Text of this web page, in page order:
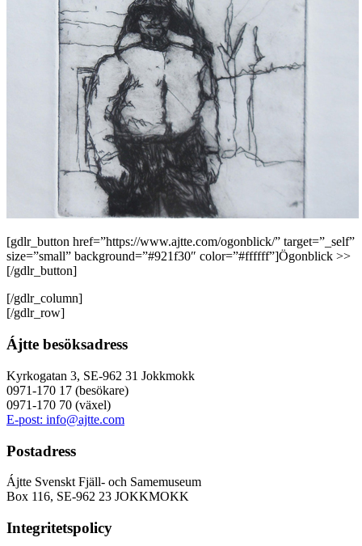
[gdlr_button href=”https://www.ajtte.com/ogonblick/” target=”_self”
size=”small” background=”#921f30″ color=”#ffffff”]Ögonblick >>
[/gdlr_button]
[/gdlr_column]
[/gdlr_row]
Ájtte besöksadress
Kyrkogatan 3, SE-962 31 Jokkmokk
0971-170 17 (besökare)
0971-170 70 (växel)
E-post: info@ajtte.com
Postadress
Ájtte Svenskt Fjäll- och Samemuseum
Box 116, SE-962 23 JOKKMOKK
Integritetspolicy